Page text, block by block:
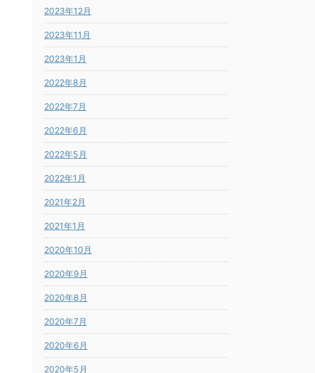
2023年12月
2023年11月
2023年1月
2022年8月
2022年7月
2022年6月
2022年5月
2022年1月
2021年2月
2021年1月
2020年10月
2020年9月
2020年8月
2020年7月
2020年6月
2020年5月